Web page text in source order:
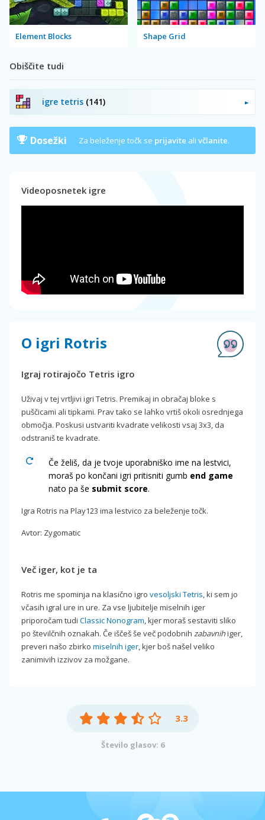
Element Blocks Shape Grid
Obiščite tudi
igre tetris (141)
Dosežki Za beleženje točk se prijavite ali včlanite.
Videoposnetek igre
O igri Rotris
Igraj rotirajočo Tetris igro
Uživaj v tej vrtljivi igri Tetris. Premikaj in obračaj bloke s
puščicami ali tipkami. Prav tako se lahko vrtiš okoli osrednjega
območja. Poskusi ustvariti kvadrate velikosti vsaj 3x3, da
odstraniš te kvadrate.
Če želiš, da je tvoje uporabniško ime na lestvici,
moraš po končani igri pritisniti gumb end game
nato pa še submit score.
Igra Rotris na Play123 ima lestvico za beleženje točk.
Avtor: Zygomatic
Več iger, kot je ta
Rotris me spominja na klasično igro vesoljski Tetris, ki sem jo
včasih igral ure in ure. Za vse ljubitelje miselnih iger
priporočam tudi Classic Nonogram, kjer moraš sestaviti sliko
po številčnih oznakah. Če iščeš še več podobnih zabavnihiger,
preveri našo zbirko miselnih iger, kjer boš našel veliko
zanimivih izzivov za možgane.
3.3
Število glasov: 6